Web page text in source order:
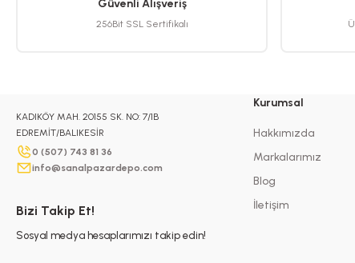
Güvenli Alışveriş
256Bit SSL Sertifikalı
KADIKÖY MAH. 20155 SK. NO: 7/1B
EDREMİT/BALIKESİR
0 (507) 743 81 36
info@sanalpazardepo.com
Bizi Takip Et!
Sosyal medya hesaplarımızı takip edin!
Kurumsal
Hakkımızda
Markalarımız
Blog
İletişim